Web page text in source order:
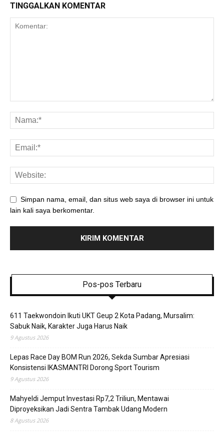
TINGGALKAN KOMENTAR
Simpan nama, email, dan situs web saya di browser ini untuk
lain kali saya berkomentar.
Pos-pos Terbaru
611 Taekwondoin Ikuti UKT Geup 2 Kota Padang, Mursalim:
Sabuk Naik, Karakter Juga Harus Naik
9 Agustus 2026
Lepas Race Day BOM Run 2026, Sekda Sumbar Apresiasi
Konsistensi IKASMANTRI Dorong Sport Tourism
9 Agustus 2026
Mahyeldi Jemput Investasi Rp7,2 Triliun, Mentawai
Diproyeksikan Jadi Sentra Tambak Udang Modern
8 Agustus 2026